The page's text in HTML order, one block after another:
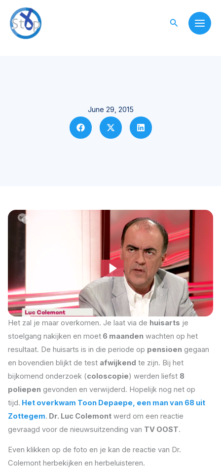
content
Search
June 29, 2015
Het zal je maar overkomen. Je laat via de huisarts je
stoelgang nakijken en moet 6 maanden wachten op het
resultaat. De huisarts is in die periode op pensioen gegaan
en bovendien blijkt de test afwijkend te zijn. Bij het
bijkomend onderzoek (coloscopie) werden liefst 8
poliepen gevonden en verwijderd. Hopelijk nog net op
tijd. Het overkwam Toon Depaepe, een man van 68 uit
Zottegem. Dr. Luc Colemont werd om een reactie
gevraagd voor de nieuwsuitzending van TV OOST.
Even klikken op de foto en je kan de reactie van Dr.
Colemont herbekijken en herbeluisteren.